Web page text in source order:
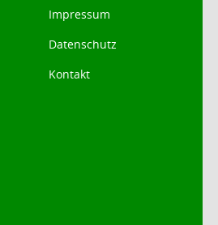
Impressum
Datenschutz
Kontakt